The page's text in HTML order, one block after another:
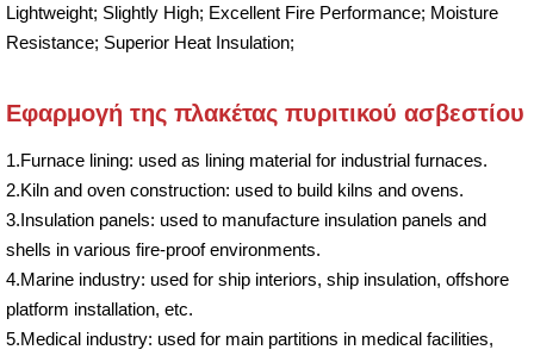
Lightweight; Slightly High; Excellent Fire Performance; Moisture
Resistance; Superior Heat Insulation;
Εφαρμογή της πλακέτας πυριτικού ασβεστίου
1.Furnace lining: used as lining material for industrial furnaces.
2.Kiln and oven construction: used to build kilns and ovens.
3.Insulation panels: used to manufacture insulation panels and
shells in various fire-proof environments.
4.Marine industry: used for ship interiors, ship insulation, offshore
platform installation, etc.
5.Medical industry: used for main partitions in medical facilities,